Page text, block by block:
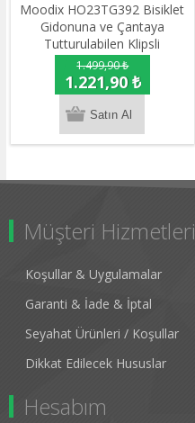
Moodix HO23TG392 Bisiklet
Gidonuna ve Çantaya
Tutturulabilen Klipsli
Taşınabilir Kablosuz Hoparlör
Gri 5W
1.499,90 ₺
1.221,90 ₺
Müşteri Hizmetleri
Koşullar & Uygulamalar
Garanti & İade & İptal
Seyahat Ürünleri / Koşullar
Dikkat Edilecek Hususlar
Hesabım